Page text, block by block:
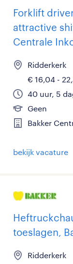
Forklift
attractive
Centrale
Ridderkerk
€ 16,04 -
40 uur, 5
Geen
Bakker
bekijk vacature
toeslagen,
Ridderkerk